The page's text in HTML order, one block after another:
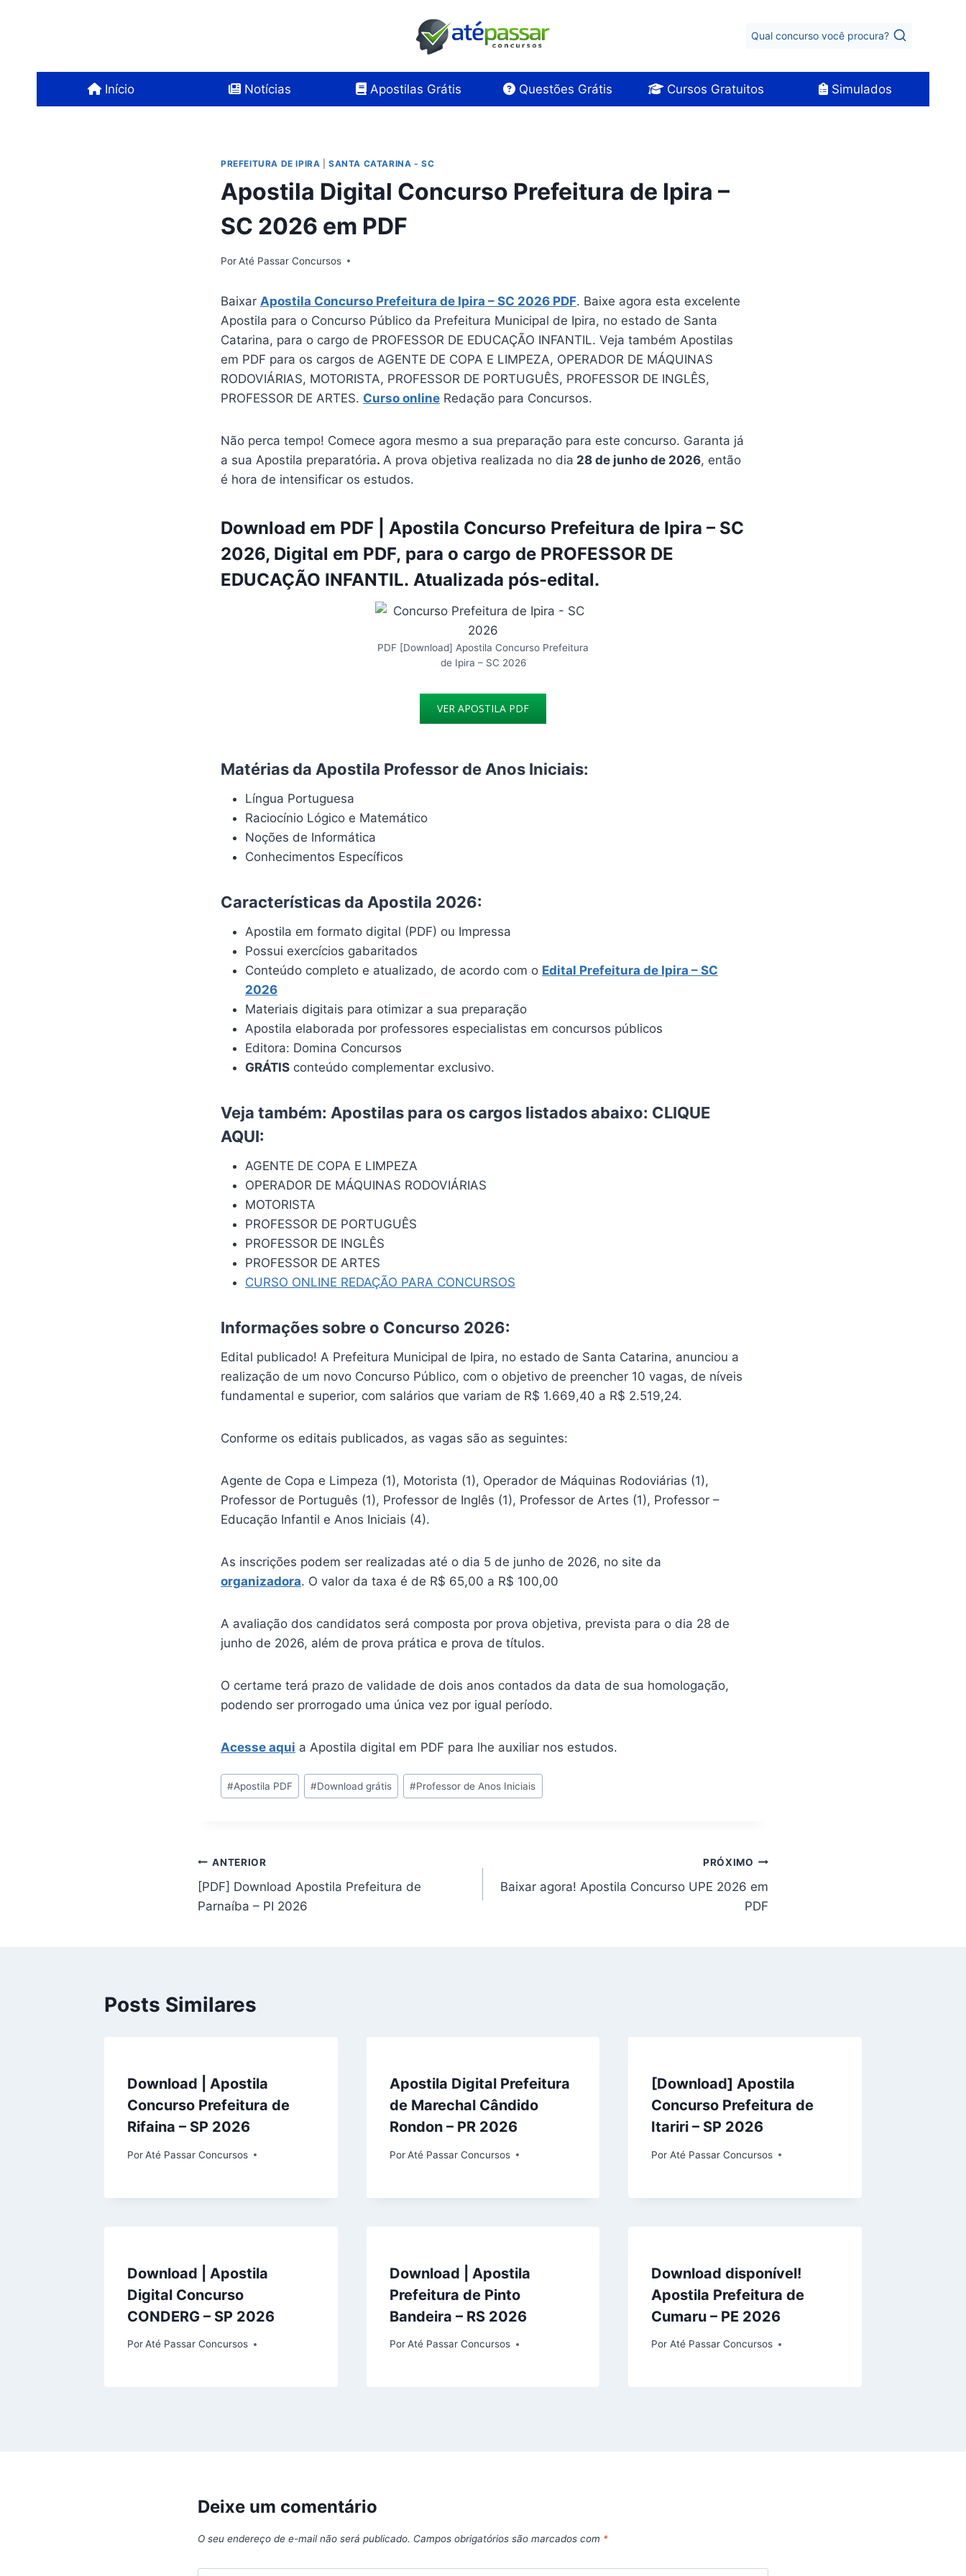
Qual concurso você procura?
Início Notícias Apostilas Grátis Questões Grátis Cursos Gratuitos Simulados
PREFEITURA DE IPIRA |SANTA CATARINA - SC
Apostila Digital Concurso Prefeitura de Ipira –
SC 2026 em PDF
PorAté Passar Concursos
Baixar Apostila Concurso Prefeitura de Ipira – SC 2026 PDF. Baixe agora esta excelente
Apostila para o Concurso Público da Prefeitura Municipal de Ipira, no estado de Santa
Catarina, para o cargo de PROFESSOR DE EDUCAÇÃO INFANTIL. Veja também Apostilas
em PDF para os cargos de AGENTE DE COPA E LIMPEZA, OPERADOR DE MÁQUINAS
RODOVIÁRIAS, MOTORISTA, PROFESSOR DE PORTUGUÊS, PROFESSOR DE INGLÊS,
PROFESSOR DE ARTES. Curso online Redação para Concursos.
Não perca tempo! Comece agora mesmo a sua preparação para este concurso. Garanta já
a sua Apostila preparatória. A prova objetiva realizada no dia 28 de junho de 2026, então
é hora de intensificar os estudos.
Download em PDF | Apostila Concurso Prefeitura de Ipira – SC
2026, Digital em PDF, para o cargo de PROFESSOR DE
EDUCAÇÃO INFANTIL. Atualizada pós-edital.
PDF [Download] Apostila Concurso Prefeitura
de Ipira – SC 2026
VER APOSTILA PDF
Matérias da Apostila Professor de Anos Iniciais:
Língua Portuguesa
Raciocínio Lógico e Matemático
Noções de Informática
Conhecimentos Específicos
Características da Apostila 2026:
Apostila em formato digital (PDF) ou Impressa
Possui exercícios gabaritados
Conteúdo completo e atualizado, de acordo com o Edital Prefeitura de Ipira – SC
2026
Materiais digitais para otimizar a sua preparação
Apostila elaborada por professores especialistas em concursos públicos
Editora: Domina Concursos
GRÁTIS conteúdo complementar exclusivo.
Veja também: Apostilas para os cargos listados abaixo: CLIQUE
AQUI:
AGENTE DE COPA E LIMPEZA
OPERADOR DE MÁQUINAS RODOVIÁRIAS
MOTORISTA
PROFESSOR DE PORTUGUÊS
PROFESSOR DE INGLÊS
PROFESSOR DE ARTES
CURSO ONLINE REDAÇÃO PARA CONCURSOS
Informações sobre o Concurso 2026:
Edital publicado! A Prefeitura Municipal de Ipira, no estado de Santa Catarina, anunciou a
realização de um novo Concurso Público, com o objetivo de preencher 10 vagas, de níveis
fundamental e superior, com salários que variam de R$ 1.669,40 a R$ 2.519,24.
Conforme os editais publicados, as vagas são as seguintes:
Agente de Copa e Limpeza (1), Motorista (1), Operador de Máquinas Rodoviárias (1),
Professor de Português (1), Professor de Inglês (1), Professor de Artes (1), Professor –
Educação Infantil e Anos Iniciais (4).
As inscrições podem ser realizadas até o dia 5 de junho de 2026, no site da
organizadora. O valor da taxa é de R$ 65,00 a R$ 100,00
A avaliação dos candidatos será composta por prova objetiva, prevista para o dia 28 de
junho de 2026, além de prova prática e prova de títulos.
O certame terá prazo de validade de dois anos contados da data de sua homologação,
podendo ser prorrogado uma única vez por igual período.
Acesse aqui a Apostila digital em PDF para lhe auxiliar nos estudos.
Tags
do
#Apostila PDF #Download grátis #Professor de Anos Iniciais
Navegação
de
ANTERIOR
[PDF] Download Apostila Prefeitura de
Parnaíba – PI 2026
PRÓXIMO
Baixar agora! Apostila Concurso UPE 2026 em
PDF
Posts Similares
Download | Apostila
Concurso Prefeitura de
Rifaina – SP 2026
PorAté Passar Concursos
Apostila Digital Prefeitura
de Marechal Cândido
Rondon – PR 2026
Por Até Passar Concursos
[Download] Apostila
Concurso Prefeitura de
Itariri – SP 2026
Por Até Passar Concursos
Download | Apostila
Digital Concurso
CONDERG – SP 2026
PorAté Passar Concursos
Download | Apostila
Prefeitura de Pinto
Bandeira – RS 2026
Por Até Passar Concursos
Download disponível!
Apostila Prefeitura de
Cumaru – PE 2026
Por Até Passar Concursos
Deixe um comentário
O seu endereço de e-mail não será publicado. Campos obrigatórios são marcados com *